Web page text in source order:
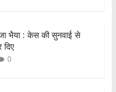
भैया : केस की सुनवाई से
0